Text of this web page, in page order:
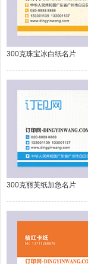
300克珠宝冰白纸名片
300克丽芙纸加急名片